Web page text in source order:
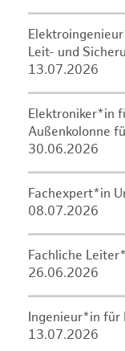
Leit- und
13.07.2026
Elektroniker*in
Außenkolonne
30.06.2026
Fachexpert*in
08.07.2026
Fachliche
26.06.2026
Ingenieur*in für
13.07.2026